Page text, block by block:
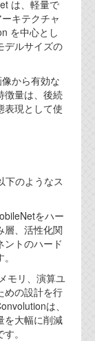
は、軽量で
キテクチャ
を中心とし
デルサイズの
から有効な
徴量は、後続
表現として使
下のようなス
をハー
層、活性化関
ントのハード
モリ、演算ユ
めの設計を行
は、
を大幅に削減
。